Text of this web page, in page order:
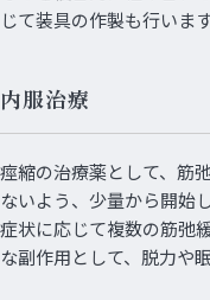
じて装具の作製も行います
内服治療
痙縮の治療薬として、筋
ないよう、少量から開始
症状に応じて複数の筋弛
な副作用として、脱力や